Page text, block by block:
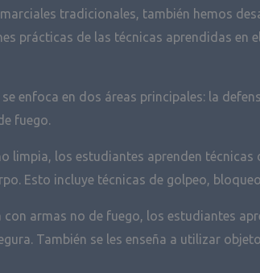
tradicionales, también hemos
prácticas de las técnicas aprendidas en
enfoca en dos áreas principales: la
fuego.
limpia, los estudiantes aprenden
Esto incluye técnicas de golpeo,
armas no de fuego, los estudiantes
También se les enseña a utilizar